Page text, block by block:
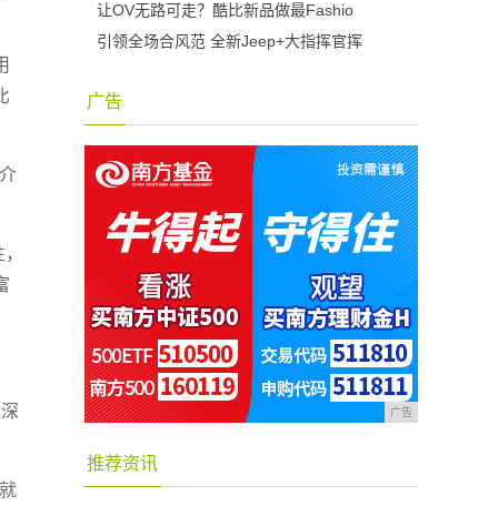
让OV无路可走？酷比新品做最Fashio
引领全场合风范 全新Jeep+大指挥官挥
广告
广告
推荐资讯